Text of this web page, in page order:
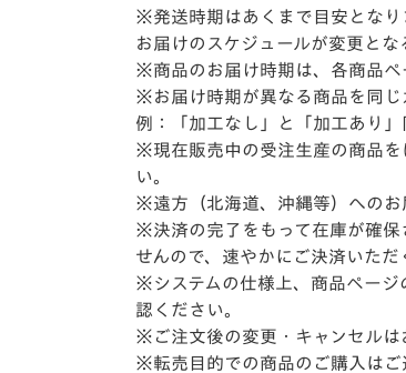
※発送時期はあくまで目安となり
お届けのスケジュールが変更と
※商品のお届け時期は、各商品ペ
※お届け時期が異なる商品を同じ
例：「加工なし」と「加工あり
※現在販売中の受注生産の商品を
い。
※遠方（北海道、沖縄等）へのお
※決済の完了をもって在庫が確保
せんので、速やかにご決済いただ
※システムの仕様上、商品ページ
認ください。
※ご注文後の変更・キャンセルは
※転売目的での商品のご購入はご